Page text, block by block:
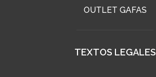
OUTLET GAFAS
TEXTOS LEGALES